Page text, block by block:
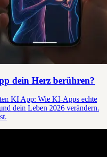
dein Herz berühren?
KI App: Wie KI-Apps echte
dein Leben 2026 verändern.